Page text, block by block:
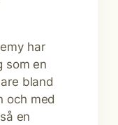
har
som en
bland
och med
en